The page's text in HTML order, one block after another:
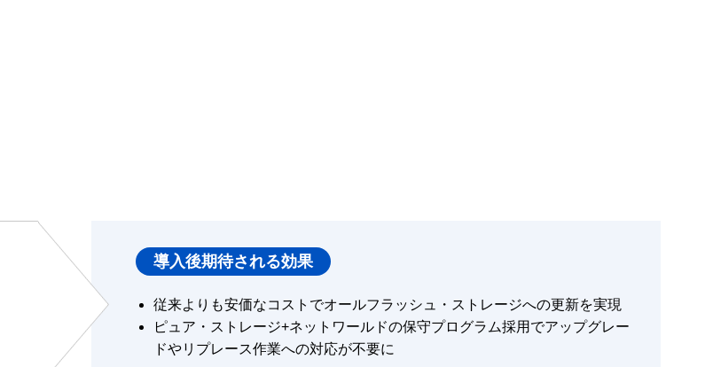
導入後期待される効果
従来よりも安価なコストでオールフラッシュ・ストレージへの更新を実現
ピュア・ストレージ+ネットワールドの保守プログラム採用でアップグレー
ドやリプレース作業への対応が不要に